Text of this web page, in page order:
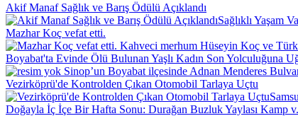
Akif Manaf Sağlık ve Barış Ödülü Açıklandı
Sağlıklı Yaşam
Mazhar Koç vefat etti.
Kahveci merhum Hüseyin Koç ve
Boyabat'ta Evinde Ölü Bulunan Yaşlı Kadın Son Yolculuğuna
Sinop’un Boyabat ilçesinde Adnan Menderes
Vezirköprü'de Kontrolden Çıkan Otomobil Tarlaya Uçtu
Doğayla İç İçe Bir Hafta Sonu: Durağan Buzluk Yaylası Kamp